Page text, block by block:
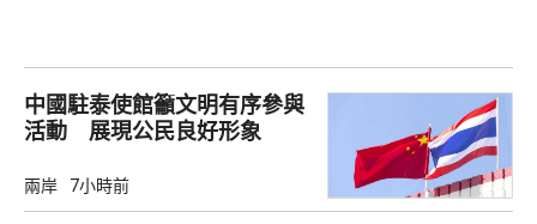
中國駐泰使館籲文明有序參與
活動 展現公民良好形象
兩岸 7小時前